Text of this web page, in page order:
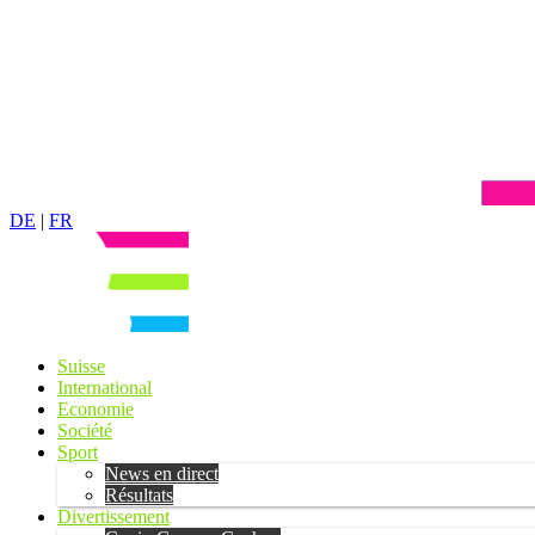
DE | FR
Suisse
International
Economie
Société
Sport
News en direct
Résultats
Divertissement